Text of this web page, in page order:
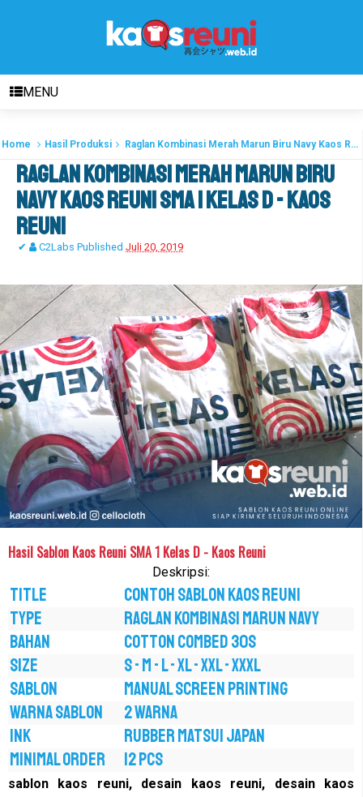
MENU
Home Hasil Produksi Raglan Kombinasi Merah Marun Biru Navy Kaos Reuni SMA 1 Kelas D - Kaos Reuni
Raglan Kombinasi Merah Marun Biru
Navy Kaos Reuni SMA 1 Kelas D - Kaos
Reuni
✔ C2Labs Published Juli 20, 2019
Hasil Sablon Kaos Reuni SMA 1 Kelas D - Kaos Reuni
Deskripsi:
TITLE
Contoh Sablon Kaos Reuni
TYPE
RAGLAN KOMBINASI MARUN NAVY
BAHAN
COTTON COMBED 30S
SIZE
S - M - L - XL - XXL - XXXL
SABLON
MANUAL SCREEN PRINTING
WARNA SABLON
2 WARNA
INK
RUBBER MATSUI JAPAN
MINIMAL ORDER
12 PCS
sablon kaos reuni, desain kaos reuni, desain kaos